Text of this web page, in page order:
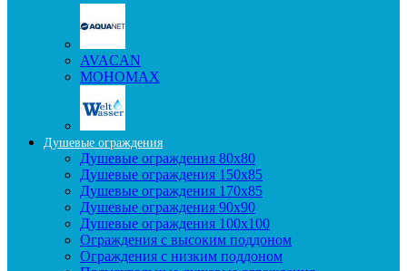
AVACAN
МОНОМАХ
Душевые ограждения
Душевые ограждения 80x80
Душевые ограждения 150x85
Душевые ограждения 170x85
Душевые ограждения 90x90
Душевые ограждения 100x100
Ограждения с высоким поддоном
Ограждения с низким поддоном